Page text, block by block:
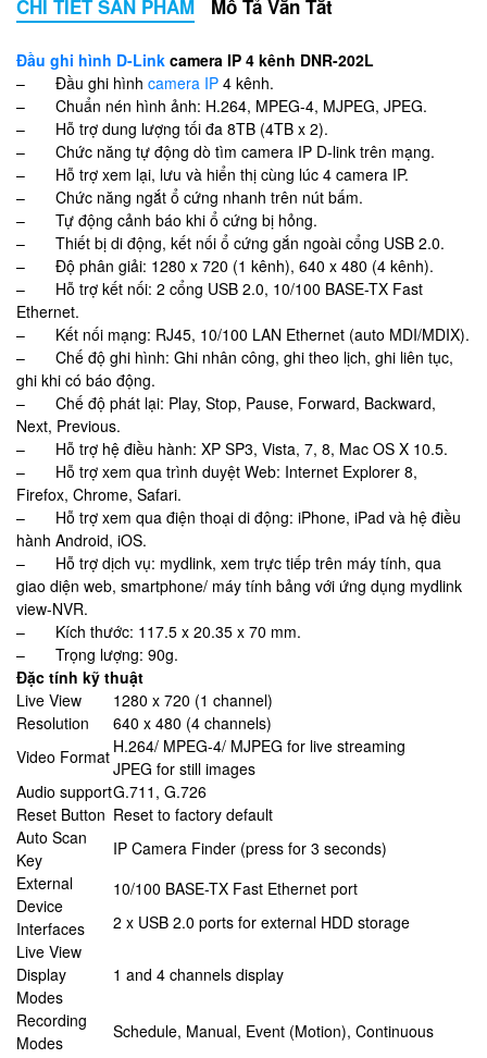
CHI TIẾT SẢN PHẨM Mô Tả Vắn Tắt
Đầu ghi hình D-Link camera IP 4 kênh DNR-202L
– Đầu ghi hình camera IP 4 kênh.
– Chuẩn nén hình ảnh: H.264, MPEG-4, MJPEG, JPEG.
– Hỗ trợ dung lượng tối đa 8TB (4TB x 2).
– Chức năng tự động dò tìm camera IP D-link trên mạng.
– Hỗ trợ xem lại, lưu và hiển thị cùng lúc 4 camera IP.
– Chức năng ngắt ổ cứng nhanh trên nút bấm.
– Tự động cảnh báo khi ổ cứng bị hỏng.
– Thiết bị di động, kết nối ổ cứng gắn ngoài cổng USB 2.0.
– Độ phân giải: 1280 x 720 (1 kênh), 640 x 480 (4 kênh).
– Hỗ trợ kết nối: 2 cổng USB 2.0, 10/100 BASE-TX Fast
Ethernet.
– Kết nối mạng: RJ45, 10/100 LAN Ethernet (auto MDI/MDIX).
– Chế độ ghi hình: Ghi nhân công, ghi theo lịch, ghi liên tục,
ghi khi có báo động.
– Chế độ phát lại: Play, Stop, Pause, Forward, Backward,
Next, Previous.
– Hỗ trợ hệ điều hành: XP SP3, Vista, 7, 8, Mac OS X 10.5.
– Hỗ trợ xem qua trình duyệt Web: Internet Explorer 8,
Firefox, Chrome, Safari.
– Hỗ trợ xem qua điện thoại di động: iPhone, iPad và hệ điều
hành Android, iOS.
– Hỗ trợ dịch vụ: mydlink, xem trực tiếp trên máy tính, qua
giao diện web, smartphone/ máy tính bảng với ứng dụng mydlink
view-NVR.
– Kích thước: 117.5 x 20.35 x 70 mm.
– Trọng lượng: 90g.
Đặc tính kỹ thuật
Live View
Resolution
1280 x 720 (1 channel)
640 x 480 (4 channels)
Video Format H.264/ MPEG-4/ MJPEG for live streaming
JPEG for still images
Audio supportG.711, G.726
Reset Button Reset to factory default
Auto Scan
Key
IP Camera Finder (press for 3 seconds)
External
Device
Interfaces
10/100 BASE-TX Fast Ethernet port
2 x USB 2.0 ports for external HDD storage
Live View
Display
Modes
1 and 4 channels display
Recording
Modes
Schedule, Manual, Event (Motion), Continuous